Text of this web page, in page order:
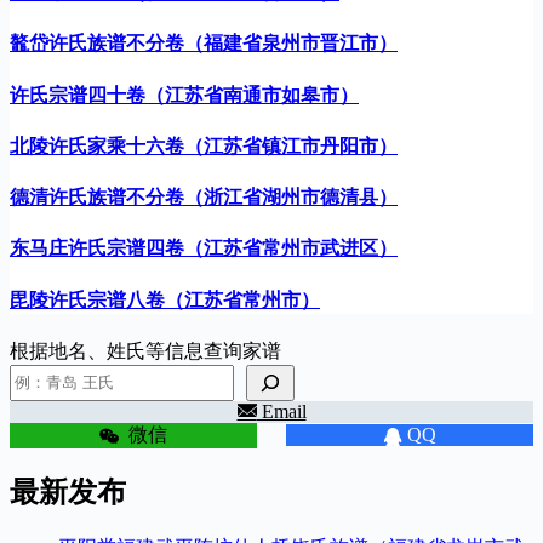
鼇岱许氏族谱不分卷（福建省泉州市晋江市）
许氏宗谱四十卷（江苏省南通市如皋市）
北陵许氏家乘十六卷（江苏省镇江市丹阳市）
德清许氏族谱不分卷（浙江省湖州市德清县）
东马庄许氏宗谱四卷（江苏省常州市武进区）
毘陵许氏宗谱八卷（江苏省常州市）
根据地名、姓氏等信息查询家谱
Email
微信 QQ
最新发布